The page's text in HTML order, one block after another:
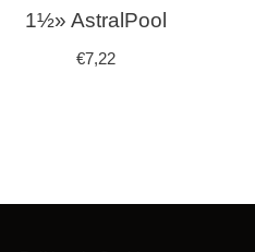
1½» AstralPool
€7,22